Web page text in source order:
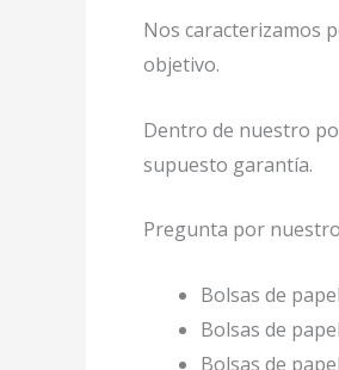
Nos caracterizamos
objetivo.
Dentro de nuestro
supuesto garantía.
Pregunta por
Bolsas de
Bolsas de
Bolsas de